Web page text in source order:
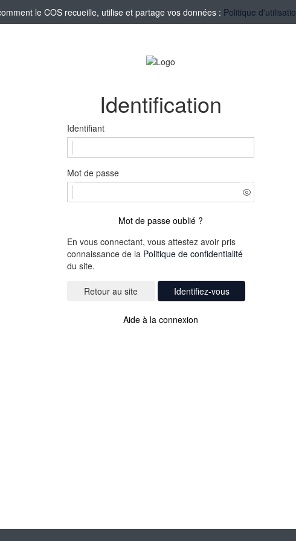
le COS recueille, utilise et partage vos données : Politique
Identification
Identifiant
Mot de passe
Mot de passe oublié ?
En vous connectant, vous attestez avoir pris
connaissance de la Politique de confidentialité
du site.
Identifiez-vous
Aide à la connexion